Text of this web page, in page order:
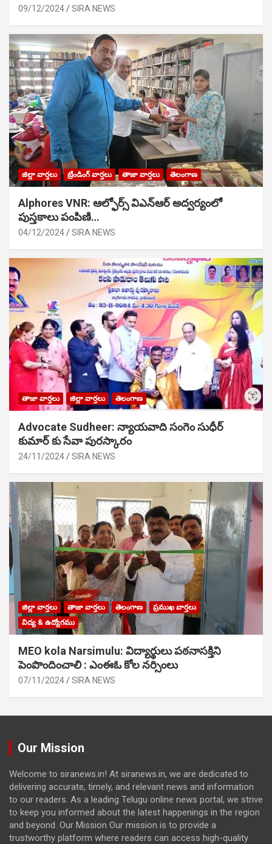
09/12/2024 SIRA NEWS
జిల్లా వార్తలు ట్రేండింగ్ వార్తలు తాజా వార్తలు తెలంగాణ
Alphores VNR: ఆల్ఫోర్స్ విఎన్ఆర్ అద్వర్యంలో
పుస్తకాలు పంపిణి…
04/12/2024 SIRA NEWS
తాజా వార్తలు జిల్లా వార్తలు తెలంగాణ
Advocate Sudheer: న్యాయవాది సంగెం సుధీర్
కుమార్ కు సేవా పురస్కారం
24/11/2024 SIRA NEWS
జిల్లా వార్తలు తాజా వార్తలు తెలంగాణ
ప్రముఖ వార్తలు
విద్య & ఉద్యోగము
MEO kola Narsimulu: విద్యార్థులు పఠ‌నాసక్తిని
పెంపొందించాలి : ఎంఈఓ కోల నర్సింలు
07/11/2024 SIRA NEWS
Our Mission
Welcome to siranews.in! At siranews.in, we are dedicated to
delivering accurate, timely, and relevant news and information
to our readers. As a leading Telugu online news portal, we strive
to keep you informed about the latest happenings in the region
and beyond. Our Mission Our mission is to provide a
trustworthy platform where readers can access high-quality